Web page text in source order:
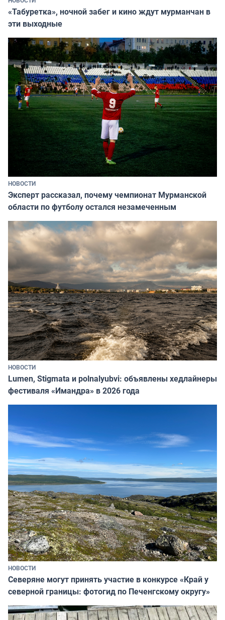
«Табуретка», ночной забег и кино ждут мурманчан в
эти выходные
НОВОСТИ
Эксперт рассказал, почему чемпионат Мурманской
области по футболу остался незамеченным
НОВОСТИ
Lumen, Stigmata и polnalyubvi: объявлены хедлайнеры
фестиваля «Имандра» в 2026 года
НОВОСТИ
Северяне могут принять участие в конкурсе «Край у
северной границы: фотогид по Печенгскому округу»